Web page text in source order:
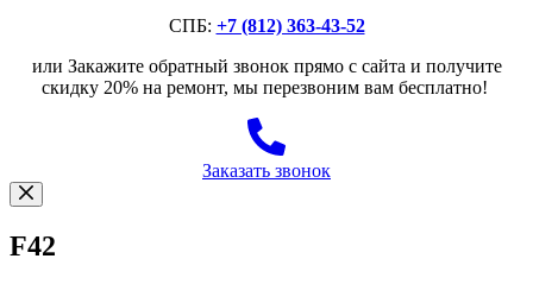
СПБ: +7 (812) 363-43-52
или Закажите обратный звонок прямо с сайта и получите
скидку 20% на ремонт, мы перезвоним вам бесплатно!
Заказать звонок
F42